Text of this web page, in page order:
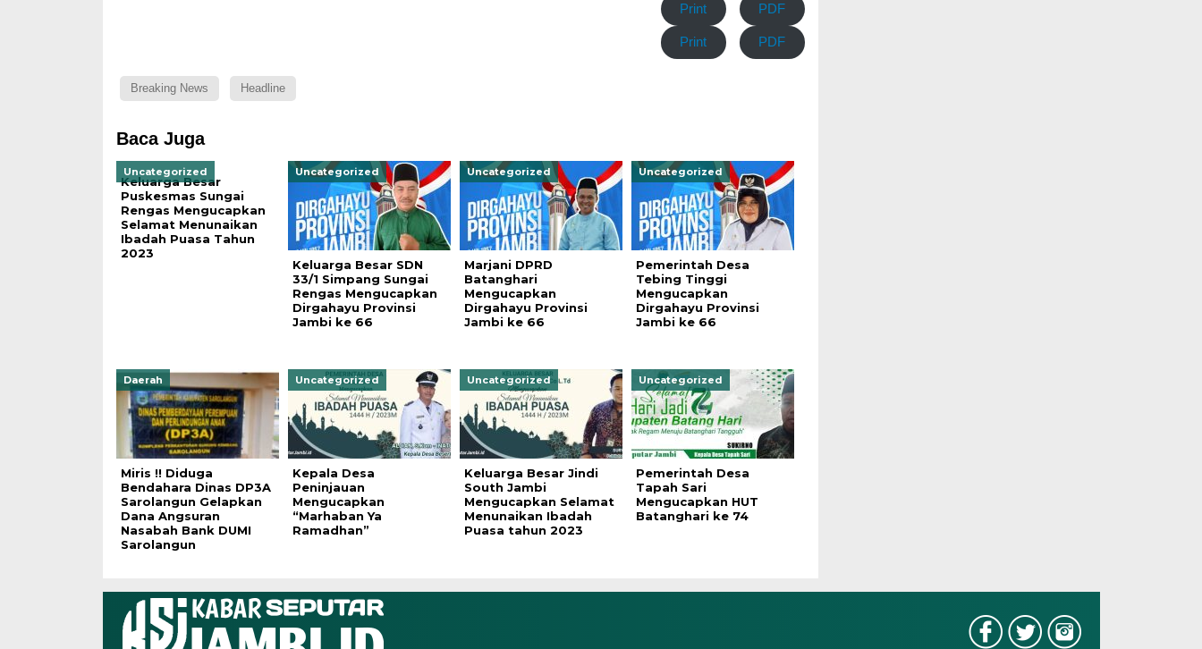
Print PDF
Print PDF
Breaking News Headline
Baca Juga
Uncategorized
Keluarga Besar
Puskesmas Sungai
Rengas Mengucapkan
Selamat Menunaikan
Ibadah Puasa Tahun
2023
Uncategorized
Keluarga Besar SDN
33/1 Simpang Sungai
Rengas Mengucapkan
Dirgahayu Provinsi
Jambi ke 66
Uncategorized
Marjani DPRD
Batanghari
Mengucapkan
Dirgahayu Provinsi
Jambi ke 66
Uncategorized
Pemerintah Desa
Tebing Tinggi
Mengucapkan
Dirgahayu Provinsi
Jambi ke 66
Daerah
Miris !! Diduga
Bendahara Dinas DP3A
Sarolangun Gelapkan
Dana Angsuran
Nasabah Bank DUMI
Sarolangun
Uncategorized
Kepala Desa
Peninjauan
Mengucapkan
“Marhaban Ya
Ramadhan”
Uncategorized
Keluarga Besar Jindi
South Jambi
Mengucapkan Selamat
Menunaikan Ibadah
Puasa tahun 2023
Uncategorized
Pemerintah Desa
Tapah Sari
Mengucapkan HUT
Batanghari ke 74